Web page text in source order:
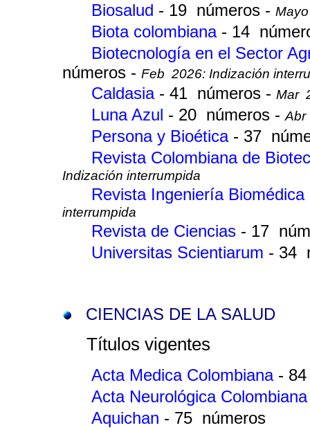
Biosalud - 19 números -
Biota colombiana - 14
Biotecnología en el Sector
números - Feb 2026: Indización
Caldasia - 41 números - Mar
Luna Azul - 20 números - Abr
Persona y Bioética - 37
Revista Colombiana de
Indización interrumpida
Revista Ingeniería Biomédica
interrumpida
Revista de Ciencias - 17
Universitas Scientiarum - 34
CIENCIAS DE LA SALUD
Títulos vigentes
Acta Medica Colombiana -
Acta Neurológica
Aquichan - 75 números